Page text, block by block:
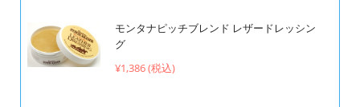
モンタナピッチブレンド レザードレッシン
グ
¥1,386 (税込)